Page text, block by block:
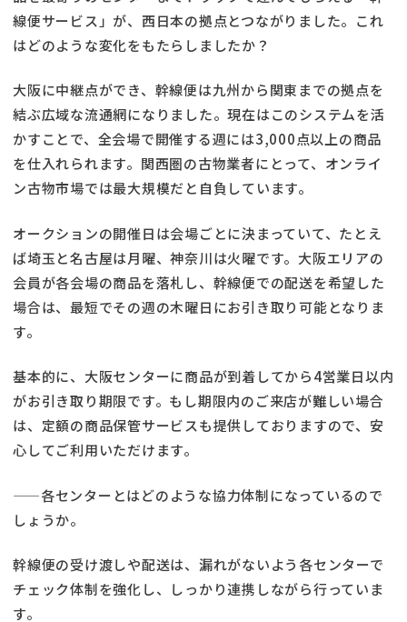
線便サービス」が、西日本の拠点とつながりました。これ
はどのような変化をもたらしましたか？
大阪に中継点ができ、幹線便は九州から関東までの拠点を
結ぶ広域な流通網になりました。現在はこのシステムを活
かすことで、全会場で開催する週には3,000点以上の商品
を仕入れられます。関西圏の古物業者にとって、オンライ
ン古物市場では最大規模だと自負しています。
オークションの開催日は会場ごとに決まっていて、たとえ
ば埼玉と名古屋は月曜、神奈川は火曜です。大阪エリアの
会員が各会場の商品を落札し、幹線便での配送を希望した
場合は、最短でその週の木曜日にお引き取り可能となりま
す。
基本的に、大阪センターに商品が到着してから4営業日以内
がお引き取り期限です。もし期限内のご来店が難しい場合
は、定額の商品保管サービスも提供しておりますので、安
心してご利用いただけます。
——各センターとはどのような協力体制になっているので
しょうか。
幹線便の受け渡しや配送は、漏れがないよう各センターで
チェック体制を強化し、しっかり連携しながら行っていま
す。